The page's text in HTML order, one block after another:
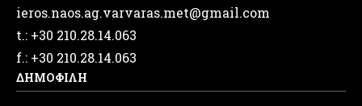
ieros.naos.ag.varvaras.met@gmail.com
t.: +30 210.28.14.063
f.: +30 210.28.14.063
ΔΗΜΟΦΙΛΗ